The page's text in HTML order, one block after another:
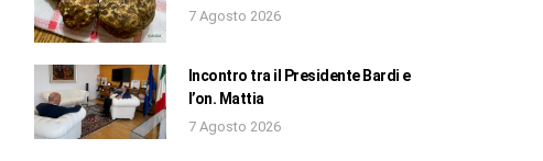
7 Agosto 2026
Incontro tra il Presidente Bardi e
l’on. Mattia
7 Agosto 2026